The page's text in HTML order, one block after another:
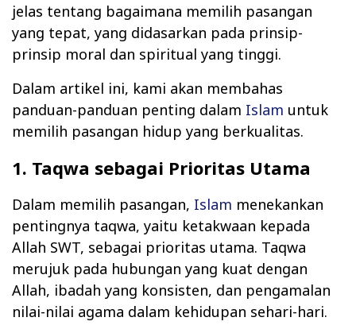
jelas tentang bagaimana memilih pasangan
yang tepat, yang didasarkan pada prinsip-
prinsip moral dan spiritual yang tinggi.
Dalam artikel ini, kami akan membahas
panduan-panduan penting dalam Islam untuk
memilih pasangan hidup yang berkualitas.
1. Taqwa sebagai Prioritas Utama
Dalam memilih pasangan, Islam menekankan
pentingnya taqwa, yaitu ketakwaan kepada
Allah SWT, sebagai prioritas utama. Taqwa
merujuk pada hubungan yang kuat dengan
Allah, ibadah yang konsisten, dan pengamalan
nilai-nilai agama dalam kehidupan sehari-hari.